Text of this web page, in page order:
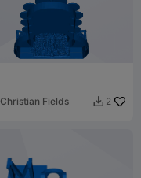
Christian Fields  2